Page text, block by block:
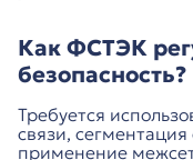
Как ФСТЭК
безопасность?
Требуется
связи,
применение